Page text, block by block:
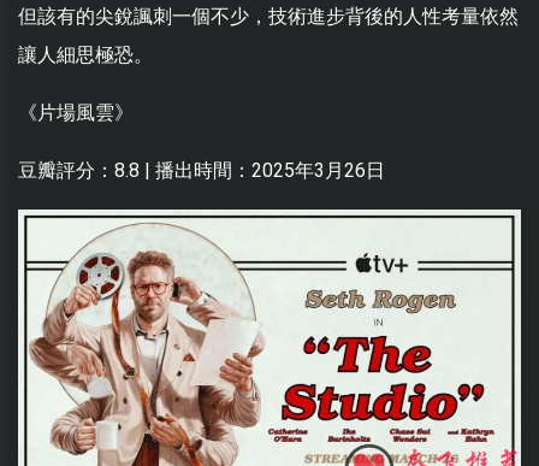
但該有的尖銳諷刺一個不少，技術進步背後的人性考量依然
讓人細思極恐。
《片場風雲》
豆瓣評分：8.8 | 播出時間：2025年3月26日